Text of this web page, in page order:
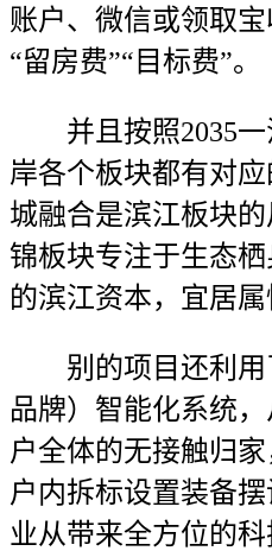
账户、微信或领取
“留房费”“目标费”。
并且按照2035一
岸各个板块都有对
城融合是滨江板块
锦板块专注于生态
的滨江资本，宜居属
别的项目还利用
品牌）智能化系统
户全体的无接触归
户内拆标设置装备
业从带来全方位的科